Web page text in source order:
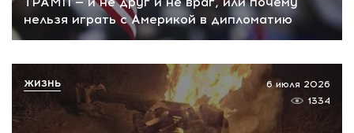
нельзя играть с Америкой в дипломатию
6 июля 2026
1334
ЖИЗНЬ